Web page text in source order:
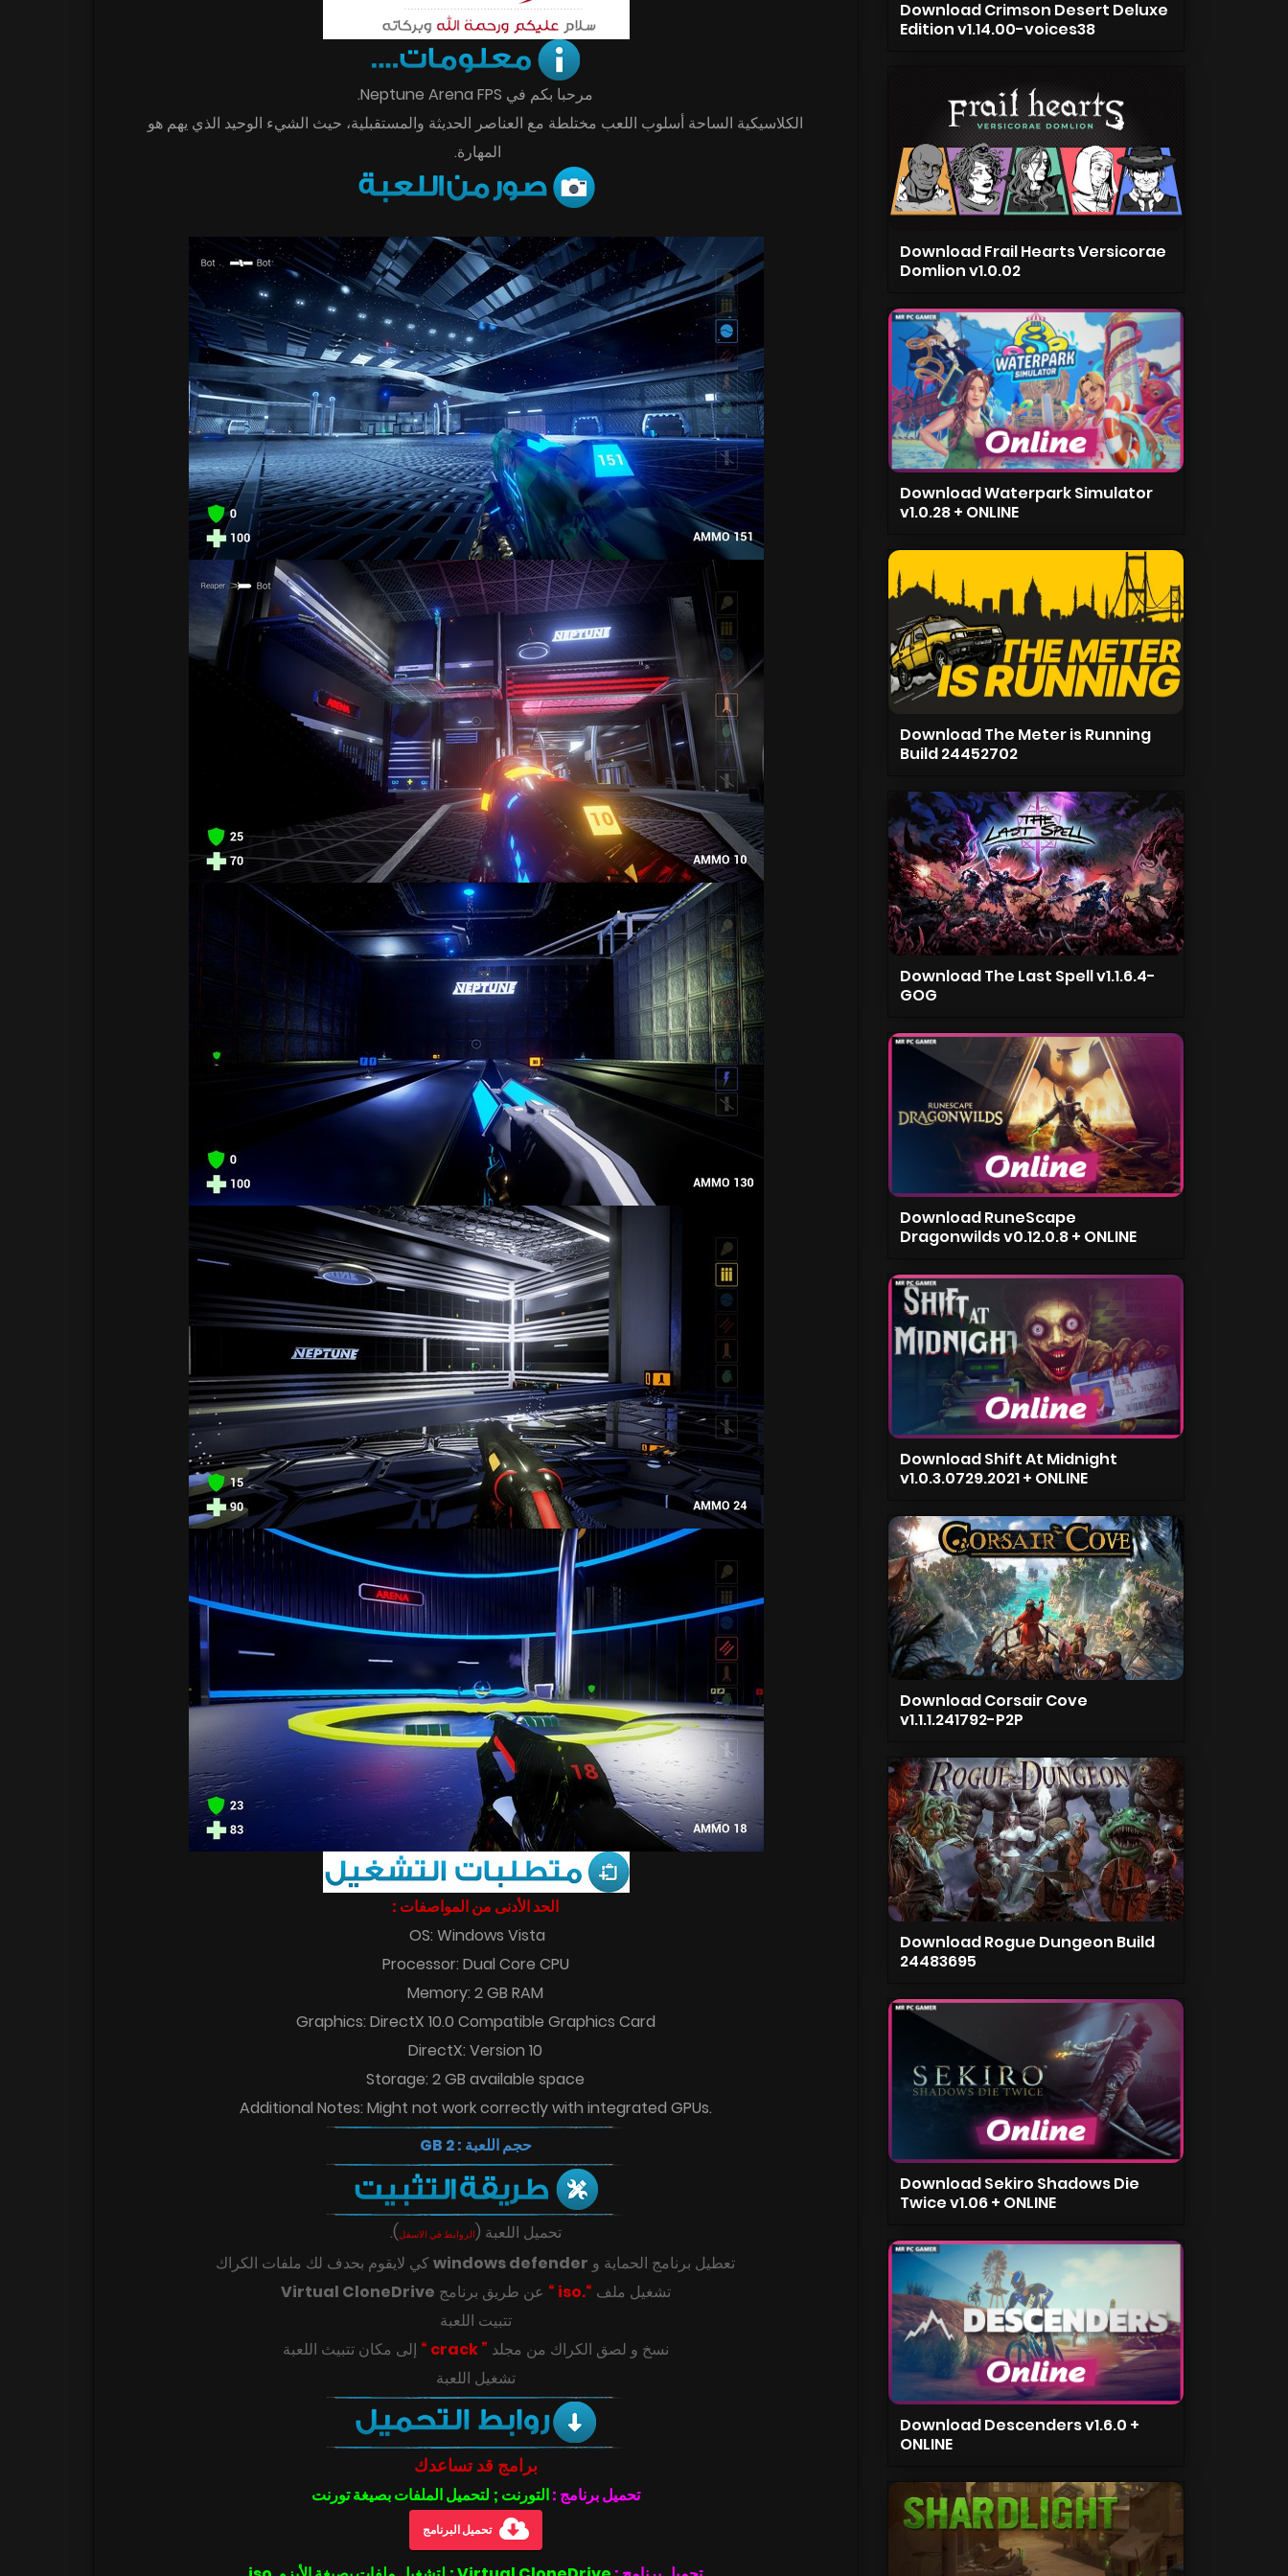
مرحبا بكم في Neptune Arena FPS.
الكلاسيكية الساحة أسلوب اللعب مختلطة مع العناصر الحديثة والمستقبلية، حيث الشيء الوحيد الذي يهم هو
المهارة.
الحد الأدنى من المواصفات :
OS: Windows Vista
Processor: Dual Core CPU
Memory: 2 GB RAM
Graphics: DirectX 10.0 Compatible Graphics Card
DirectX: Version 10
Storage: 2 GB available space
Additional Notes: Might not work correctly with integrated GPUs.
حجم اللعبة : 2 GB
تحميل اللعبة (الروابط في الاسفل)
.
تعطيل برنامج الحماية و windows defenderكي لايقوم بحدف لك ملفات الكراك
تشغيل ملف “.iso “ عن طريق برنامج Virtual CloneDrive
تتبيت اللعبة
‎‫نسخ و لصق الكراك من مجلد ” crack “
تشغيل اللعبة
برامج قد تساعدك
تحميل برنامج :التورنت ; لتحميل الملفات بصيغة تورنت
تحميل البرنامج
Download Crimson Desert Deluxe
Edition v1.14.00-voices38
Download Frail Hearts Versicorae
Domlion v1.0.02
Download Waterpark Simulator
v1.0.28 + ONLINE
Download The Meter is Running
Build 24452702
Download The Last Spell v1.1.6.4-
GOG
Download RuneScape
Dragonwilds v0.12.0.8 + ONLINE
Download Shift At Midnight
v1.0.3.0729.2021 + ONLINE
Download Corsair Cove
v1.1.1.241792-P2P
Download Rogue Dungeon Build
24483695
Download Sekiro Shadows Die
Twice v1.06 + ONLINE
Download Descenders v1.6.0 +
ONLINE